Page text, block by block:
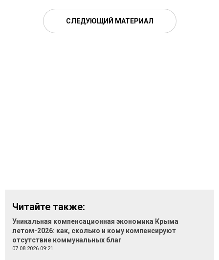
СЛЕДУЮЩИЙ МАТЕРИАЛ
Читайте также:
Уникальная компенсационная экономика Крыма
летом-2026: как, сколько и кому компенсируют
отсутствие коммунальных благ
07.08.2026 09:21